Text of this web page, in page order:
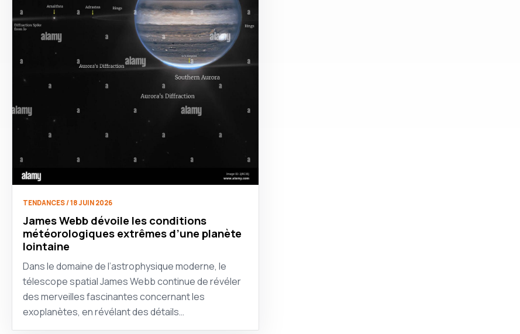
TENDANCES / 18 JUIN 2026
James Webb dévoile les conditions
météorologiques extrêmes d’une planète
lointaine
Dans le domaine de l’astrophysique moderne, le
télescope spatial James Webb continue de révéler
des merveilles fascinantes concernant les
exoplanètes, en révélant des détails…